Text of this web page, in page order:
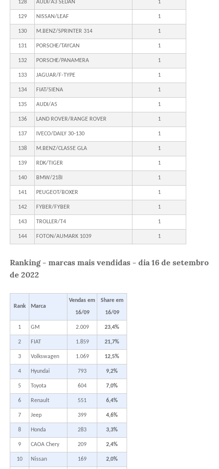
128 AUDI/A3 SEDAN 1
129 NISSAN/LEAF 1
130 M.BENZ/SPRINTER 314 1
131 PORSCHE/TAYCAN 1
132 PORSCHE/PANAMERA 1
133 JAGUAR/F-TYPE 1
134 FIAT/SIENA 1
135 AUDI/A5 1
136 LAND ROVER/RANGE ROVER 1
137 IVECO/DAILY 30-130 1
138 M.BENZ/CLASSE GLA 1
139 RDK/TIGER 1
140 BMW/218I 1
141 PEUGEOT/BOXER 1
142 FYBER/FYBER 1
143 TROLLER/T4 1
144 FOTON/AUMARK 1039 1
Ranking - marcas mais vendidas - dia 16 de setembro
de 2022
Rank Marca
Vendas em
16/09
Share em
16/09
1 GM 2.009 23,4%
2 FIAT 1.859 21,7%
3 Volkswagen 1.069 12,5%
4 Hyundai 793 9,2%
5 Toyota 604 7,0%
6 Renault 551 6,4%
7 Jeep 399 4,6%
8 Honda 283 3,3%
9 CAOA Chery 209 2,4%
10 Nissan 169 2,0%